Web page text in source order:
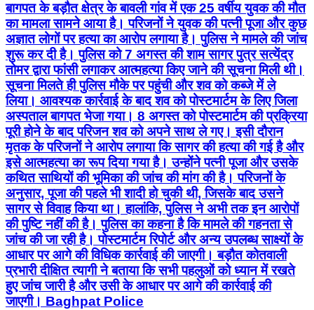
बागपत के बड़ौत क्षेत्र के बावली गांव में एक 25 वर्षीय युवक की मौत
का मामला सामने आया है। परिजनों ने युवक की पत्नी पूजा और कुछ
अज्ञात लोगों पर हत्या का आरोप लगाया है। पुलिस ने मामले की जांच
शुरू कर दी है। पुलिस को 7 अगस्त की शाम सागर पुत्र सत्येंद्र
तोमर द्वारा फांसी लगाकर आत्महत्या किए जाने की सूचना मिली थी।
सूचना मिलते ही पुलिस मौके पर पहुंची और शव को कब्जे में ले
लिया। आवश्यक कार्रवाई के बाद शव को पोस्टमार्टम के लिए जिला
अस्पताल बागपत भेजा गया। 8 अगस्त को पोस्टमार्टम की प्रक्रिया
पूरी होने के बाद परिजन शव को अपने साथ ले गए। इसी दौरान
मृतक के परिजनों ने आरोप लगाया कि सागर की हत्या की गई है और
इसे आत्महत्या का रूप दिया गया है। उन्होंने पत्नी पूजा और उसके
कथित साथियों की भूमिका की जांच की मांग की है। परिजनों के
अनुसार, पूजा की पहले भी शादी हो चुकी थी, जिसके बाद उसने
सागर से विवाह किया था। हालांकि, पुलिस ने अभी तक इन आरोपों
की पुष्टि नहीं की है। पुलिस का कहना है कि मामले की गहनता से
जांच की जा रही है। पोस्टमार्टम रिपोर्ट और अन्य उपलब्ध साक्ष्यों के
आधार पर आगे की विधिक कार्रवाई की जाएगी। बड़ौत कोतवाली
प्रभारी दीक्षित त्यागी ने बताया कि सभी पहलुओं को ध्यान में रखते
हुए जांच जारी है और उसी के आधार पर आगे की कार्रवाई की
जाएगी। Baghpat Police